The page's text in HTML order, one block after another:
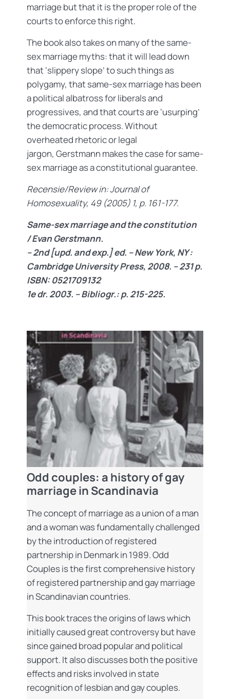
marriage but that it is the proper role of the
courts to enforce this right.
The book also takes on many of the same-
sex marriage myths: that it will lead down
that ‘slippery slope’ to such things as
polygamy, that same-sex marriage has been
a political albatross for liberals and
progressives, and that courts are ‘usurping’
the democratic process. Without
overheated rhetoric or legal
jargon, Gerstmann makes the case for same-
sex marriage as a constitutional guarantee.
Recensie/Review in: Journal of
Homosexuality, 49 (2005) 1, p. 161-177.
Same-sex marriage and the constitution
/ Evan Gerstmann.
– 2nd [upd. and exp.] ed. – New York, NY :
Cambridge University Press, 2008. – 231 p.
ISBN: 0521709132
1e dr. 2003. – Bibliogr.: p. 215-225.
Odd couples: a history of gay
marriage in Scandinavia
The concept of marriage as a union of a man
and a woman was fundamentally challenged
by the introduction of registered
partnership in Denmark in 1989. Odd
Couples is the first comprehensive history
of registered partnership and gay marriage
in Scandinavian countries.
This book traces the origins of laws which
initially caused great controversy but have
since gained broad popular and political
support. It also discusses both the positive
effects and risks involved in state
recognition of lesbian and gay couples.